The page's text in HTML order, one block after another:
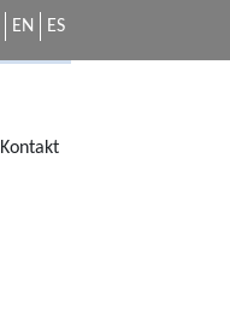
EN ES
Kontakt